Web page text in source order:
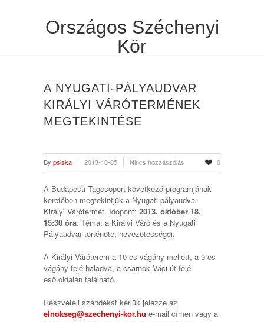
Országos Széchenyi
Kör
A NYUGATI-PÁLYAUDVAR
KIRÁLYI VÁRÓTERMÉNEK
MEGTEKINTÉSE
By psiska 2013-10-05 Nincs hozzászólás 0
A Budapesti Tagcsoport következő programjának
keretében megtekintjük a Nyugati-pályaudvar
Királyi Várótermét. Időpont: 2013. október 18.
15:30 óra. Téma: a Királyi Váró és a Nyugati
Pályaudvar története, nevezetességei.
A Királyi Váróterem a 10-es vágány mellett, a 9-es
vágány felé haladva, a csarnok Váci út felé
eső oldalán található.
Részvételi szándékát kérjük jelezze az
elnokseg@szechenyi-kor.hu e-mail címen vagy a